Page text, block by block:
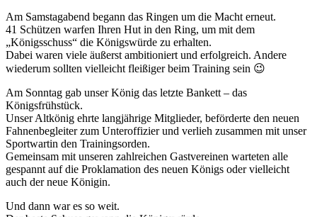
Am Samstagabend begann das Ringen um die Macht erneut.
41 Schützen warfen Ihren Hut in den Ring, um mit dem
„Königsschuss“ die Königswürde zu erhalten.
Dabei waren viele äußerst ambitioniert und erfolgreich. Andere
wiederum sollten vielleicht fleißiger beim Training sein 😉
Am Sonntag gab unser König das letzte Bankett – das
Königsfrühstück.
Unser Altkönig ehrte langjährige Mitglieder, beförderte den neuen
Fahnenbegleiter zum Unteroffizier und verlieh zusammen mit unser
Sportwartin den Trainingsorden.
Gemeinsam mit unseren zahlreichen Gastvereinen warteten alle
gespannt auf die Proklamation des neuen Königs oder vielleicht
auch der neue Königin.
Und dann war es so weit.